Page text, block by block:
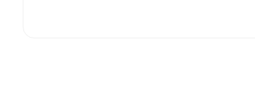
Live updates: Every goal, card,